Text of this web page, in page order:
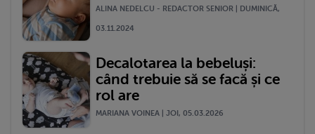
ALINA NEDELCU - REDACTOR SENIOR | DUMINICĂ,
03.11.2024
Decalotarea la bebeluși:
când trebuie să se facă și ce
rol are
MARIANA VOINEA | JOI, 05.03.2026